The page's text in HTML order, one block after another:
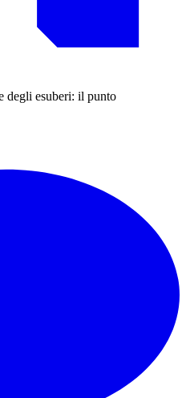
degli esuberi: il punto